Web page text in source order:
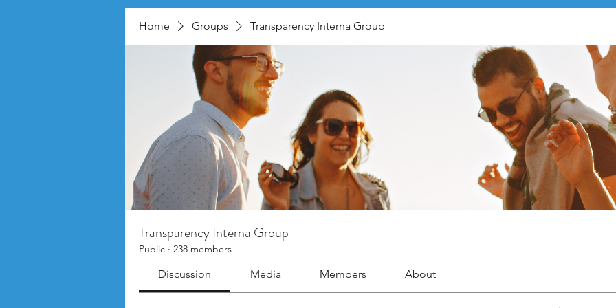
Home Groups Transparency Interna Group
Transparency Interna Group
Public · 238 members
Discussion Media Members About